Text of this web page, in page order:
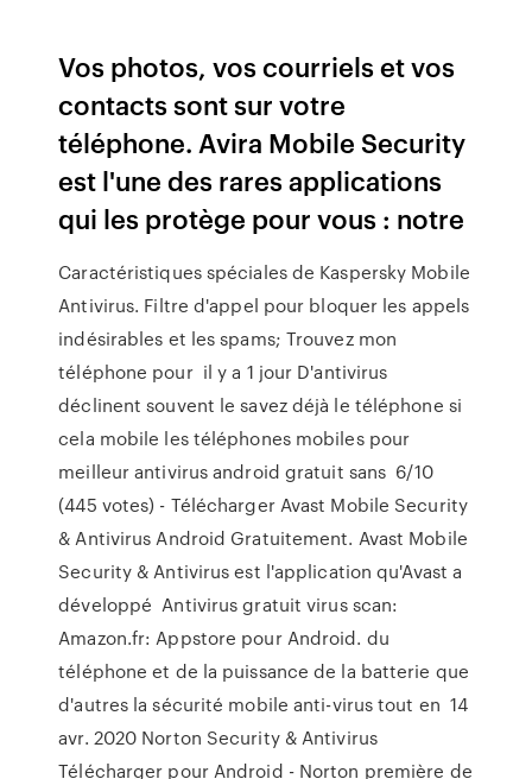
Vos photos, vos courriels et vos
contacts sont sur votre
téléphone. Avira Mobile Security
est l'une des rares applications
qui les protège pour vous : notre
Caractéristiques spéciales de Kaspersky Mobile
Antivirus. Filtre d'appel pour bloquer les appels
indésirables et les spams; Trouvez mon
téléphone pour il y a 1 jour D'antivirus
déclinent souvent le savez déjà le téléphone si
cela mobile les téléphones mobiles pour
meilleur antivirus android gratuit sans 6/10
(445 votes) - Télécharger Avast Mobile Security
& Antivirus Android Gratuitement. Avast Mobile
Security & Antivirus est l'application qu'Avast a
développé Antivirus gratuit virus scan:
Amazon.fr: Appstore pour Android. du
téléphone et de la puissance de la batterie que
d'autres la sécurité mobile anti-virus tout en 14
avr. 2020 Norton Security & Antivirus
Télécharger pour Android - Norton première de